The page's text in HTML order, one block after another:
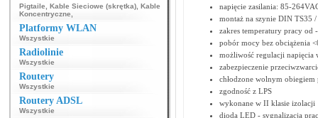
Pigtaile Kable Sieciowe (skrętka) Kable
Koncentryczne
Platformy WLAN
Wszystkie
Radiolinie
Wszystkie
Routery
Wszystkie
Routery ADSL
Wszystkie
napięcie zasilania: 85-
montaż na szynie DIN TS35
zakres temperatury pracy od
pobór mocy bez obciążenia
możliwość regulacji napięcia
zabezpieczenie
chłodzone wolnym obiegiem
zgodność z LPS
wykonane w II klasie izolacji
dioda LED - sygnalizacja